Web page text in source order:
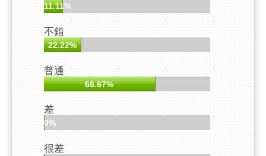
11.11%
不錯
22.22%
普通
66.67%
差
0%
很差